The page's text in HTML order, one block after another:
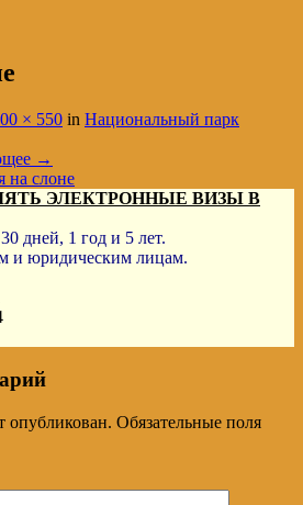
× 550 in Национальный парк
→
ЭЛЕКТРОННЫЕ ВИЗЫ В
дней, 1 год и 5 лет.
и юридическим лицам.
опубликован. Обязательные поля